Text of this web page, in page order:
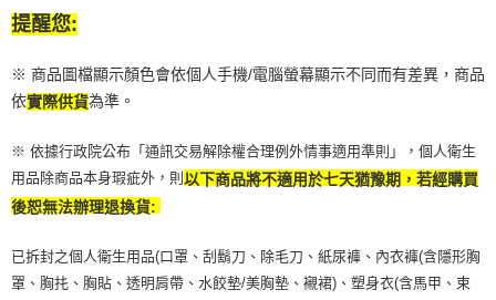
「AFTEE先享後付」，若未經同意申辦者引起之損失，本公司不負相關責
任。
時審查核予不同之上限額度；若仍有額度不足之情形，本公司將視審查結果
請求用戶進行身份認證。
５．嚴禁一人註冊多個帳號或使用他人資訊註冊。若發現惡意使用之情形，
宅配(本島)
每筆NT$100，滿NT$790(含以上)免運費
付款後寶雅門市自取(由倉庫統一出貨)
每筆NT$80，滿NT$290(含以上)免運費
提醒您:
※ 商品圖檔顯示顏色會依個人手機/電腦螢幕顯示不同而有差異，商品
依實際供貨為準。
※ 依據行政院公布「通訊交易解除權合理例外情事適用準則」，個人衛生
用品除商品本身瑕疵外，則 以下商品將不適用於七天猶豫期，若經購買
後恕無法辦理退換貨:
已拆封之個人衛生用品(口罩、刮鬍刀、除毛刀、紙尿褲、內衣褲(含隱形胸
罩、胸扥、胸貼、透明肩帶、水餃墊/美胸墊、襯裙)、塑身衣(含馬甲、束